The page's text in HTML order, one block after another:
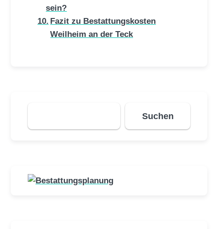
sein?
Fazit zu Bestattungskosten
Weilheim an der Teck
Suchen
Suchen